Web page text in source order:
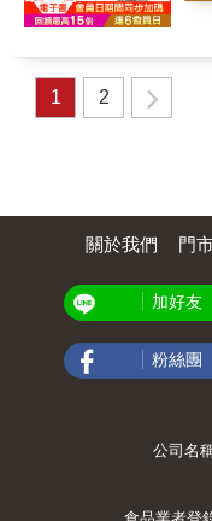
1 2
關於我們 門
加好友
粉絲團
公司名